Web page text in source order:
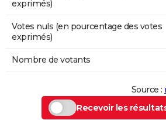
exprimés)
Votes nuls (en pourcentage des votes
exprimés)
Nombre de votants
Source :
Recevoir les